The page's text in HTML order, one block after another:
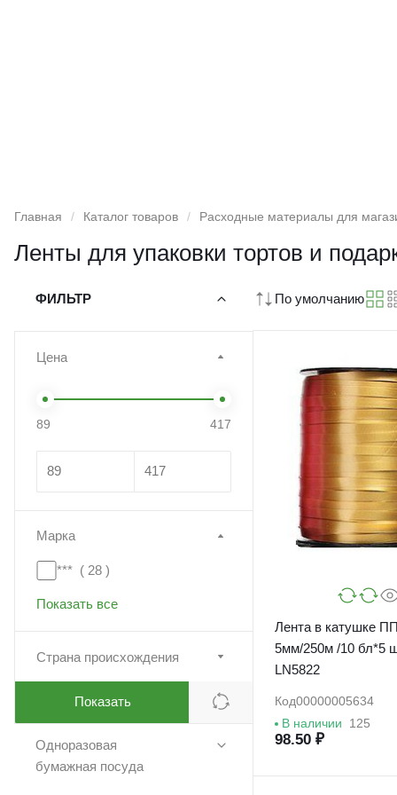
Главная / Каталог товаров / Расходные материалы для
Ленты для упаковки тортов и
ФИЛЬТР
Цена
89 417
Марка
*** ( 28 )
Показать все
Страна происхождения
Показать
Одноразовая
бумажная посуда
По умолчанию
Лента в катушке ПП Золото
5мм/250м /10 бл*5
LN5822
Код00000005634
В наличии
125
98.50 ₽